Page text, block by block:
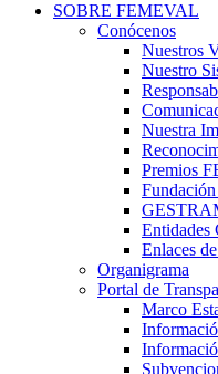
SOBRE FEMEVAL
Conócenos
Nuestros
Nuestro
Nuestra
Premios
Entidades
Enlaces
Organigrama
Portal de
Marco